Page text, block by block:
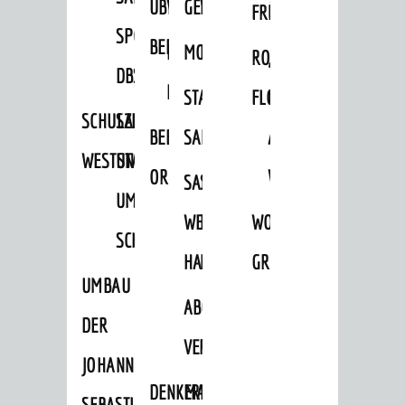
SPORTHALLE
DBS
SCHULZENTRUM
WESTSTADT
SANIERUNG-
UND
UMBAUMASSNAHME S
CHLOSS
UMBAU
DER
JOHANN-
ÜBER
BEBAUUNGSPLÄNE
VERFAHREN
BEBAUUNGSPLÄNE
KERNSTADT
BEBAUUNGSPLÄNE
ORTSTEILE
EINZELHANDELSKONZEPT
MOBILFUNKKONZEPT
LÄRMAKTIONSPLAN
STADTERNEUERUNG/-
SANIERUNG
SANIERUNG
WESTLICH
HAUPTBAHNHOF
SANIERUNGSGEBIET
HILDEBRANDSCHE
MÜHLE
ABGESCHLOSSENE
VERFAHREN
DENKMALSCHUTZ
ERHALTUNGSSATZUNGEN
FRÜHLING
HERBST
RODENSTEINER
FLOHMARKT
„WOINEM
LIVE“
AM
WINDECKPLATZ
WOCHENMARKT
GROOVE